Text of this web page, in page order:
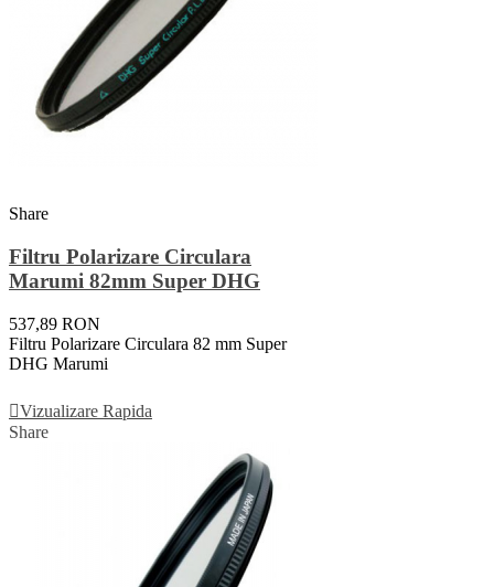
Share
Filtru Polarizare Circulara
Marumi 82mm Super DHG
537,89 RON
Filtru Polarizare Circulara 82 mm Super
DHG Marumi
Vizualizare Rapida
Share